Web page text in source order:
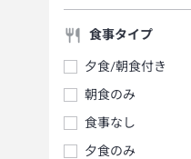
食事タイプ
夕食/朝食付き
朝食のみ
食事なし
夕食のみ